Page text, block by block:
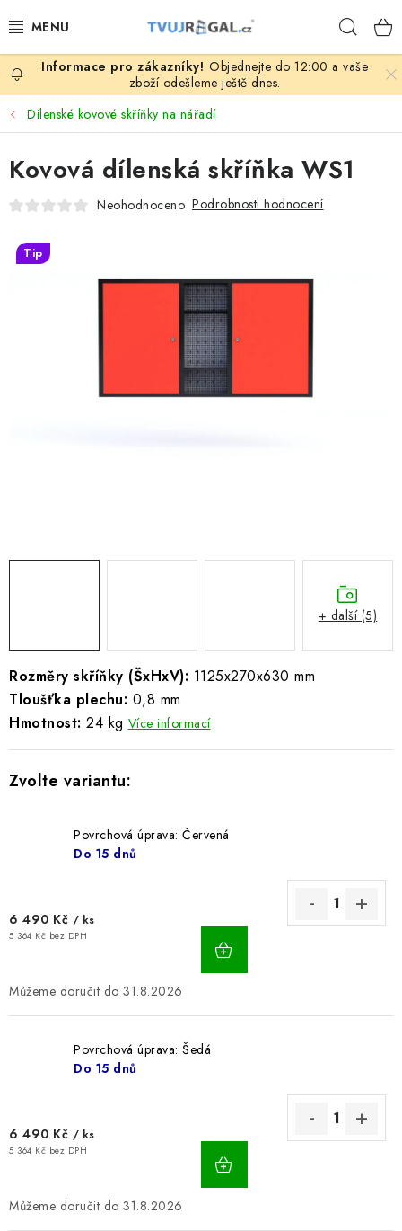
na
ZBOŽÍ ZA NÁKUPNÍ CENY
REGÁLY PODLE ROZMĚRŮ MATERIÁLU A SÉRIÍ
NEREZOVÉ A GASTRO PRODUKTY
KOVOVÉ STOLOVÉ NOHY
ZAHRADA, OKOLÍ DOMU
FIRMA, GARÁŽ, DÍLNA, SKLEP
ŽEBŘÍKY SCHŮDKY A LEŠENÍ
B2B - VELKOOBCHOD
NAPIŠTE NÁM
KONTAKTY
Reklamace zboží
Často kladené dotazy
Obchodní a dodací podmínky
Ochrana osobních údajú
Moje objednávka
Objednejte do 12:00 a vaše
zboží odešleme ještě dnes.
Dílenské kovové skříňky na nářadí
Rozměry skříňky (ŠxHxV): 1125x270x630 mm
Tloušťka plechu: 0,8 mm
Hmotnost: 24 kg Více informací
Povrchová úprava: Červená
Do 15 dnů
6 490 Kč / ks
5 364 Kč bez DPH
31.8.2026
Povrchová úprava: Šedá
Do 15 dnů
6 490 Kč / ks
5 364 Kč bez DPH
31.8.2026
Kovová dílenská skříňka WS1
Neohodnoceno Podrobnosti hodnocení
Tip
+ další (5)